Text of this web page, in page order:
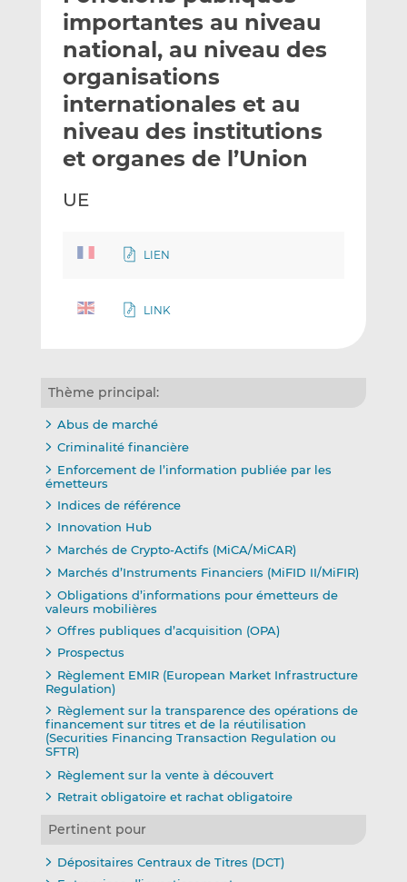
e
r
p
a
r
e
m
a
g
e
r
s
u
L
i
g
e
r
s
u
F
a
importantes au niveau
national, au niveau des
organisations
internationales et au
niveau des institutions
et organes de l’Union
UE
LIEN
LINK
Thème principal:
Abus de marché
Criminalité financière
Enforcement de l’information publiée par les
émetteurs
Indices de référence
Innovation Hub
Marchés de Crypto-Actifs (MiCA/MiCAR)
Marchés d’Instruments Financiers (MiFID II/MiFIR)
Obligations d’informations pour émetteurs de
valeurs mobilières
Offres publiques d’acquisition (OPA)
Prospectus
Règlement EMIR (European Market Infrastructure
Regulation)
Règlement sur la transparence des opérations de
financement sur titres et de la réutilisation
(Securities Financing Transaction Regulation ou
SFTR)
Règlement sur la vente à découvert
Retrait obligatoire et rachat obligatoire
Pertinent pour
Dépositaires Centraux de Titres (DCT)